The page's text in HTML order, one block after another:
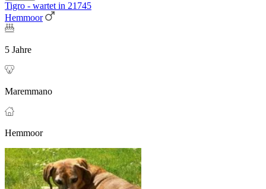
Tigro - wartet in 21745
Hemmoor
5 Jahre
Maremmano
Hemmoor